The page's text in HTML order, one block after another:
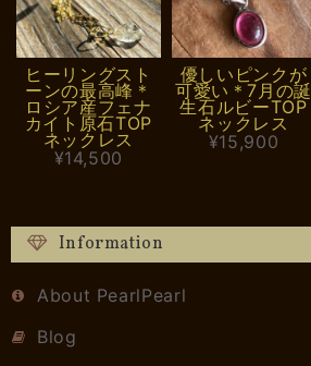
ヒーリングスト
ーンの最高峰＊
ロシア産フェナ
カイト原石TOP
ネックレス
¥14,500
優しいピンクが
可愛い＊7月の誕
生石ルビーTOP
ネックレス
¥15,900
Information
About PearlPearl
Blog